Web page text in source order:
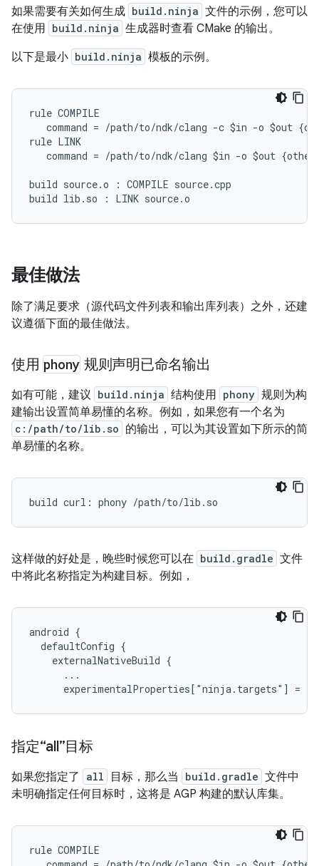
如果需要有关如何生成 build.ninja 文件的示例，您可以
在使用 build.ninja 生成器时查看 CMake 的输出。
以下是最小 build.ninja 模板的示例。
rule COMPILE
command = /path/to/ndk/clang -c $in -o $out
rule LINK
command = /path/to/ndk/clang $in -o $out {other
build source.o : COMPILE source.cpp
最佳做法
除了满足要求（源代码文件列表和输出库列表）之外，还建
议遵循下面的最佳做法。
使用 phony 规则声明已命名输出
如有可能，建议 build.ninja 结构使用 phony 规则为构
建输出设置简单易懂的名称。例如，如果您有一个名为
c:/path/to/lib.so 的输出，可以为其设置如下所示的简
单易懂的名称。
这样做的好处是，晚些时候您可以在 build.gradle 文件
中将此名称指定为构建目标。例如，
android {
  defaultConfig {
    externalNativeBuild {
      ...
指定“all”目标
如果您指定了 all 目标，那么当 build.gradle 文件中
未明确指定任何目标时，这将是 AGP 构建的默认库集。
rule COMPILE